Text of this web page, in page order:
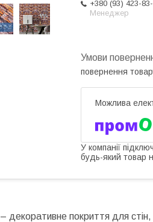
+380 (93) 423-
Менеджер
повернення
У компанії
будь-який товар
– декоративне покриття для стін,